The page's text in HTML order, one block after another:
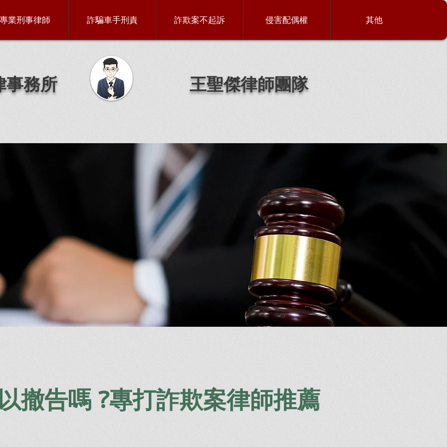
業刑事律師 詐騙車手刑責 詐欺案不起訴 侵害配偶權 其他
事務所 王聖傑律師團隊
撤告嗎 ?專打詐欺案律師推薦